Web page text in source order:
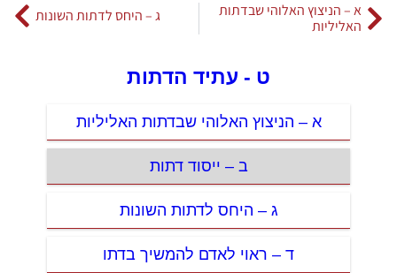
א – הניצוץ האלוהי שבדתות
האליליות
ג – היחס לדתות השונות
ט - עתיד הדתות
א – הניצוץ האלוהי שבדתות האליליות
ב – ייסוד דתות
ג – היחס לדתות השונות
ד – ראוי לאדם להמשיך בדתו